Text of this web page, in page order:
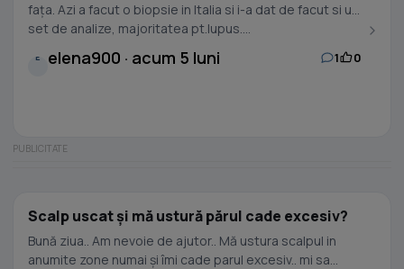
fața. Azi a facut o biopsie in Italia si i-a dat de facut si un
set de analize, majoritatea pt.lupus....
E elena900 · acum 5 luni 1 0
Scalp uscat și mă ustură părul cade excesiv?
Bună ziua.. Am nevoie de ajutor.. Mă ustura scalpul in
anumite zone numai și îmi cade parul excesiv.. mi sa